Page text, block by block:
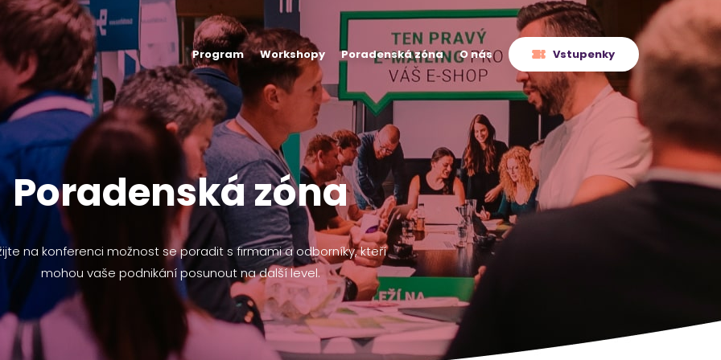
Program Workshopy Poradenská zóna O nás Vstupenky
Poradenská zóna
na konferenci možnost se poradit s firmami a odborníky, kteří
mohou vaše podnikání posunout na další level.